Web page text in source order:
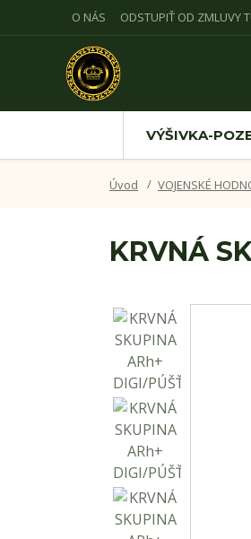
O NÁS ODSTUPIŤ OD ZMLUVY
VÝŠIVKA-
Úvod VOJENSKÉ
KRVNÁ